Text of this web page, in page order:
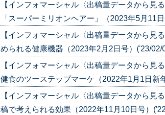
【インフォマーシャル〈出稿量データから
「スーパーミリオンヘアー」（2023年5月11
【インフォマーシャル〈出稿量データから
められる健康機器（2023年2月2日号）('23/02/
【インフォマーシャル〈出稿量データから
健食のツーステップマーケ（2022年1月1日新
【インフォマーシャル〈出稿量データから
稿で考えられる効果（2022年11月10日号）